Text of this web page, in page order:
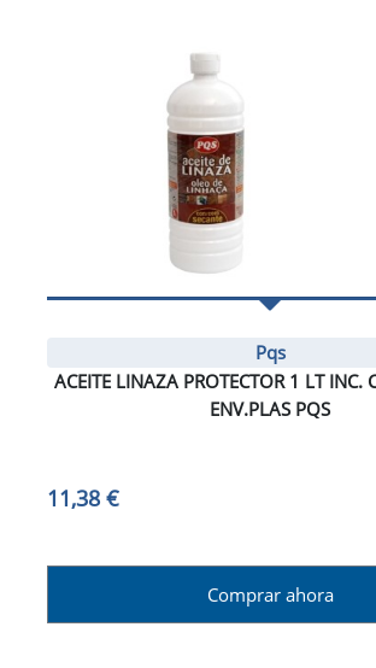
Pqs
ACEITE LINAZA PROTECTOR 1 LT INC.
ENV.PLAS PQS
11,38 €
Comprar ahora